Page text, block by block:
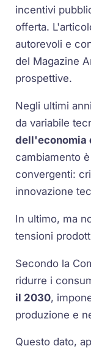
incentivi
offerta.
autorevoli e
del Magazine
prospettive.
Negli ultimi
da variabile
dell'economia
cambiamento
convergenti:
innovazione
In ultimo, ma
tensioni
Secondo la
ridurre i
il 2030,
produzione e
Questo dato,